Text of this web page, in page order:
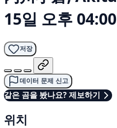
15일 오후 04:00
저장
데이터 문제 신고
같은 곰을 봤나요? 제보하기
위치